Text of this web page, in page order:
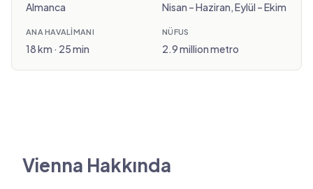
Almanca Nisan – Haziran, Eylül – Ekim
ANA HAVALIMANI
18 km · 25 min
NÜFUS
2.9 million metro
Vienna Hakkında